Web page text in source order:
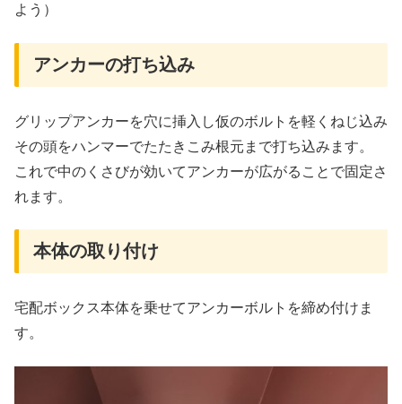
よう）
アンカーの打ち込み
グリップアンカーを穴に挿入し仮のボルトを軽くねじ込み
その頭をハンマーでたたきこみ根元まで打ち込みます。
これで中のくさびが効いてアンカーが広がることで固定さ
れます。
本体の取り付け
宅配ボックス本体を乗せてアンカーボルトを締め付けま
す。